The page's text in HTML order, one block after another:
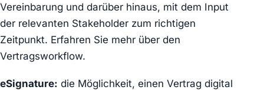
Vereinbarung und darüber hinaus, mit dem Input
der relevanten Stakeholder zum richtigen
Zeitpunkt. Erfahren Sie mehr über den
Vertragsworkflow.
eSignature: die Möglichkeit, einen Vertrag digital